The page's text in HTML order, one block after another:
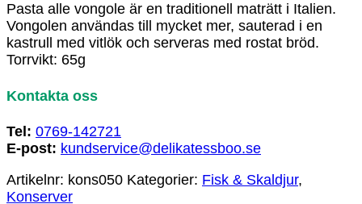
Pasta alle vongole är en traditionell maträtt i Italien.
Vongolen användas till mycket mer, sauterad i en
kastrull med vitlök och serveras med rostat bröd.
Torrvikt: 65g
Kontakta oss
Tel: 0769-142721
E-post: kundservice@delikatessboo.se
Artikelnr: kons050 Kategorier: Fisk & Skaldjur,
Konserver